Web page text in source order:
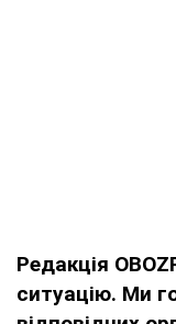
Редакція
ситуацію. Ми